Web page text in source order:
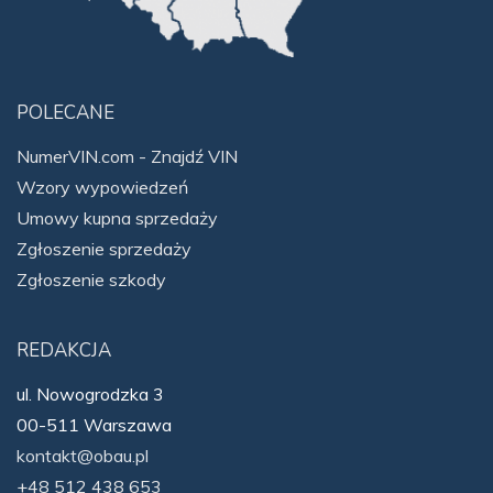
POLECANE
NumerVIN.com - Znajdź VIN
Wzory wypowiedzeń
Umowy kupna sprzedaży
Zgłoszenie sprzedaży
Zgłoszenie szkody
REDAKCJA
ul. Nowogrodzka 3
00-511 Warszawa
kontakt@obau.pl
+48 512 438 653